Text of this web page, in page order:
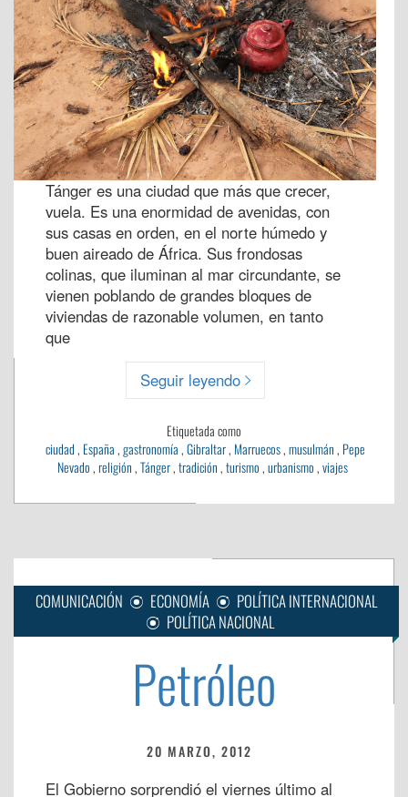
Tánger es una ciudad que más que crecer,
vuela. Es una enormidad de avenidas, con
sus casas en orden, en el norte húmedo y
buen aireado de África. Sus frondosas
colinas, que iluminan al mar circundante, se
vienen poblando de grandes bloques de
viviendas de razonable volumen, en tanto
que
Seguir leyendo
Etiquetada como
ciudad, España,gastronomía,Gibraltar,Marruecos,musulmán, Pepe
Nevado,religión,Tánger,tradición,turismo,urbanismo,viajes
COMUNICACIÓN ECONOMÍA
POLÍTICA INTERNACIONAL
POLÍTICA NACIONAL
Petróleo
20 MARZO, 2012
El Gobierno sorprendió el viernes último al